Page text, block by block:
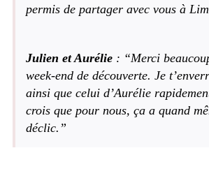
permis de partager avec vous à
Julien et Aurélie: “Merci
week-end de découverte. Je
ainsi que celui d’Aurélie
crois que pour nous, ça a quand
déclic.”